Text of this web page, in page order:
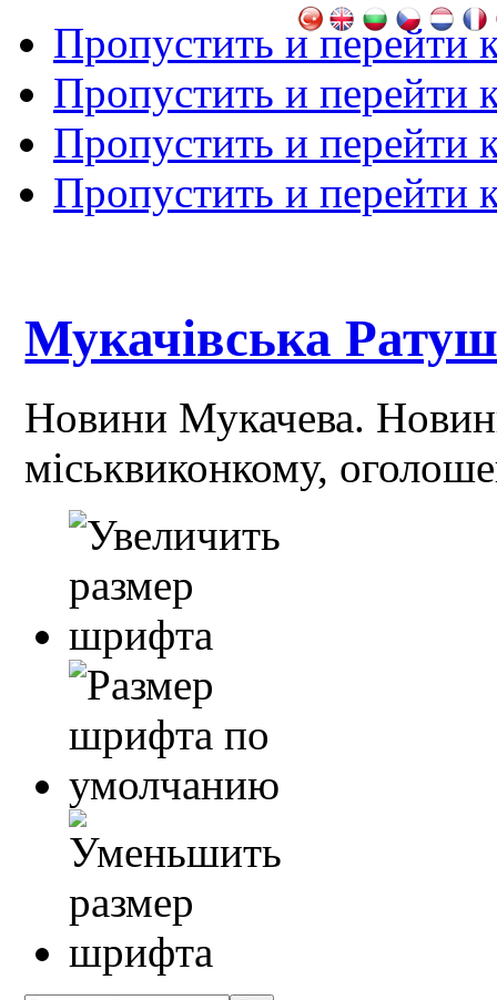
Пропустить и перейти
Пропустить и перейти
Пропустить и перейти
Пропустить и перейти
Мукачівська
Новини Мукачева.
міськвиконкому,